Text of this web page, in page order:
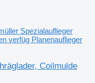
Spezialauflieger
verfüg Planenauflieger
Coilmulde